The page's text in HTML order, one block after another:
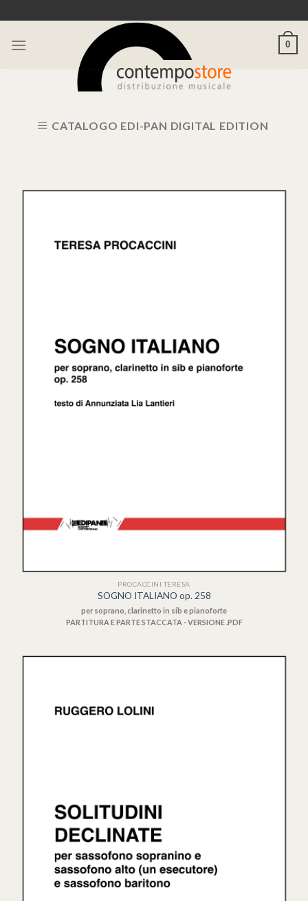
to
content
0
CATALOGO EDI-PAN DIGITAL EDITION
PROCACCINI TERESA
SOGNO ITALIANO op. 258
per soprano, clarinetto in sib e pianoforte
PARTITURA E PARTE STACCATA - VERSIONE .PDF